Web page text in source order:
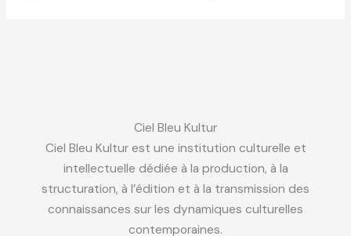
Ciel Bleu Kultur
Ciel Bleu Kultur est une institution culturelle et
intellectuelle dédiée à la production, à la
structuration, à l’édition et à la transmission des
connaissances sur les dynamiques culturelles
contemporaines.